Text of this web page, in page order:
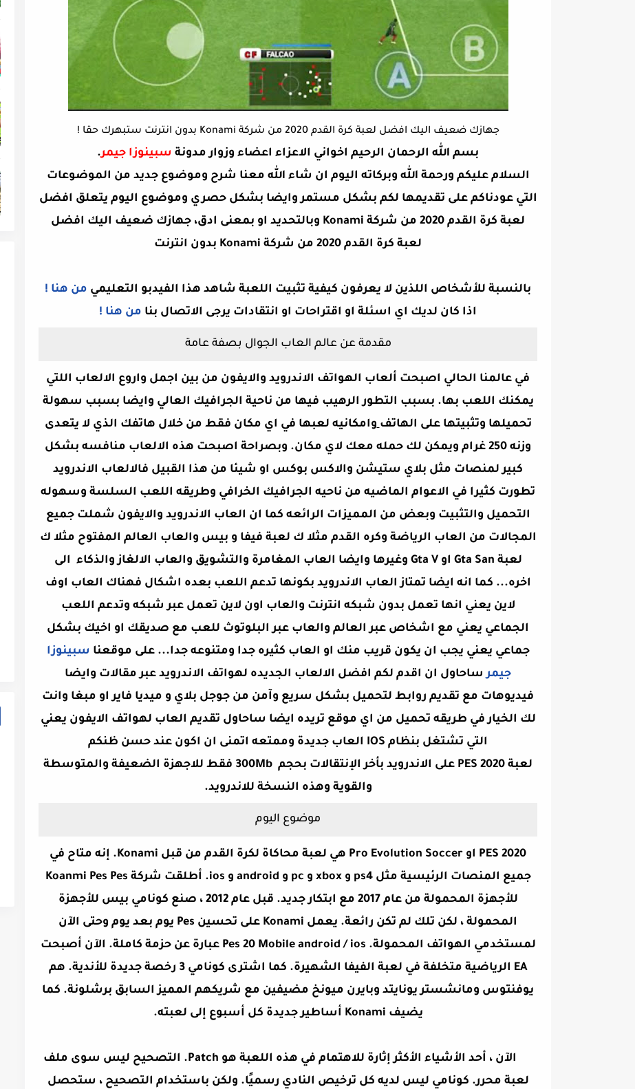
جهازك ضعيف اليك افضل لعبة كرة القدم 2020 من شركة Konami بدون انترنت ستبهرك حقا !
بسم الله الرحمان الرحيم اخواني الاعزاء اعضاء وزوار مدونة سبينوزا جيمر.
السلام عليكم ورحمة الله وبركاته اليوم ان شاء الله معنا شرح وموضوع جديد من الموضوعات
التي عودناكم على تقديمها لكم بشكل مستمر وايضا بشكل حصري وموضوع اليوم يتعلق افضل
لعبة كرة القدم 2020 من شركة Konami وبالتحديد او بمعنى ادق،
جهازك ضعيف اليك افضل
لعبة كرة القدم 2020 من شركة Konami بدون انترنت
بالنسبة للأشخاص اللذين لا يعرفون كيفية تثبيت اللعبة شاهد هذا الفيدبو التعليمي من هنا !
اذا كان لديك اي اسئلة او اقتراحات او انتقادات يرجى الاتصال بنا من هنا !
مقدمة عن عالم العاب الجوال بصفة عامة
في عالمنا الحالي اصبحت ألعاب الهواتف الاندرويد والايفون من بين اجمل واروع الالعاب اللتي
يمكنك اللعب بها. بسبب التطور الرهيب فيها من ناحية الجرافيك العالي وايضا بسبب سهولة
تحميلها وتثبيتها على الهاتف وامكانيه لعبها في اي مكان فقط من خلال هاتفك الذي لا يتعدى
وزنه 250 غرام ويمكن لك حمله معك لاي مكان. وبصراحة اصبحت هذه الالعاب منافسه بشكل
كبير لمنصات مثل بلاي ستيشن والاكس بوكس او شيئا من هذا القبيل فالالعاب الاندرويد
تطورت كثيرا في الاعوام الماضيه من ناحيه الجرافيك الخرافي وطريقه اللعب السلسة وسهوله
التحميل والتثبيت وبعض من المميزات الرائعه كما ان العاب الاندرويد والايفون شملت جميع
المجالات من العاب الرياضة وكره القدم مثلا ك لعبة فيفا و بيس والعاب العالم المفتوح مثلا ك
لعبة Gta San او Gta V وغيرها وايضا العاب المغامرة والتشويق والعاب الالغاز والذكاء الى
اخره... كما انه ايضا تمتاز العاب الاندرويد بكونها تدعم اللعب بعده اشكال فهناك العاب اوف
لاين يعني انها تعمل بدون شبكه انترنت والعاب اون لاين تعمل عبر شبكه وتدعم اللعب
الجماعي يعني مع اشخاص عبر العالم والعاب عبر البلوتوث للعب مع صديقك او اخيك بشكل
جماعي يعني يجب ان يكون قريب منك او العاب كثيره جدا ومتنوعه جدا... على موقعنا سبينوزا
جيمرساحاول ان اقدم لكم افضل الالعاب الجديده لهواتف الاندرويد عبر مقالات وايضا
فيديوهات مع تقديم روابط لتحميل بشكل سريع وآمن من جوجل بلاي و ميديا فاير او مبغا وانت
لك الخيار في طريقه تحميل من اي موقع تريده ايضا ساحاول تقديم العاب لهواتف الايفون يعني
التي تشتغل بنظام IOS العاب جديدة وممتعه اتمنى ان اكون عند حسن ظنكم
لعبة PES 2020 على الاندرويد بأخر الإنتقالات بحجم 300Mb فقط للاجهزة الضعيفة والمتوسطة
والقوية وهذه النسخة للاندرويد.
موضوع اليوم
PES 2020 او Pro Evolution Soccer هي لعبة محاكاة لكرة القدم من قبل Konami. إنه متاح في
جميع المنصات الرئيسية مثل ps4 و xbox و pc و android و ios. أطلقت شركة Koanmi Pes Pes
للأجهزة المحمولة من عام 2017 مع ابتكار جديد. قبل عام 2012 ، صنع كونامي بيس للأجهزة
المحمولة ، لكن تلك لم تكن رائعة. يعمل Konami على تحسين Pes يوم بعد يوم وحتى الآن
لمستخدمي الهواتف المحمولة. Pes 20 Mobile android / ios عبارة عن حزمة كاملة. الآن أصبحت
EA الرياضية متخلفة في لعبة الفيفا الشهيرة. كما اشترى كونامي 3 رخصة جديدة للأندية. هم
يوفنتوس ومانشستر يونايتد وبايرن ميونخ مضيفين مع شريكهم المميز السابق برشلونة. كما
يضيف Konami أساطير جديدة كل أسبوع إلى لعبته.
الآن ، أحد الأشياء الأكثر إثارة للاهتمام في هذه اللعبة هو Patch. التصحيح ليس سوى ملف
لعبة محرر. كونامي ليس لديه كل ترخيص النادي رسميًا. ولكن باستخدام التصحيح ، ستحصل